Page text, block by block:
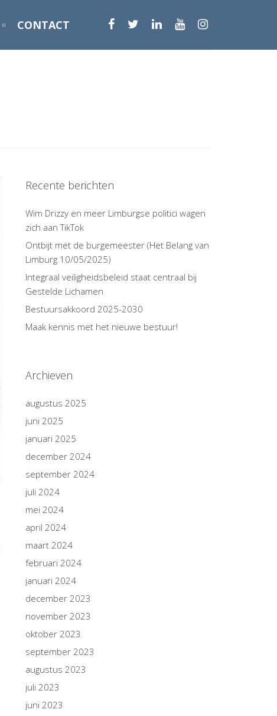
CONTACT
Recente berichten
Wim Drizzy en meer Limburgse politici wagen
zich aan TikTok
Ontbijt met de burgemeester (Het Belang van
Limburg 10/05/2025)
Integraal veiligheidsbeleid staat centraal bij
Gestelde Lichamen
Bestuursakkoord 2025-2030
Maak kennis met het nieuwe bestuur!
Archieven
augustus 2025
juni 2025
januari 2025
december 2024
september 2024
juli 2024
mei 2024
april 2024
maart 2024
februari 2024
januari 2024
december 2023
november 2023
oktober 2023
september 2023
augustus 2023
juli 2023
juni 2023